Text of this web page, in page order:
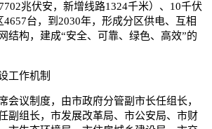
兆伏安，新增线路1324千米）、10千伏
台，到2030年，形成分区供电、互相
结构，建成“安全、可靠、绿色、高效”的
工作机制
会议制度，由市政府分管副市长任组长，
副组长，市发展改革局、市公安局、市财